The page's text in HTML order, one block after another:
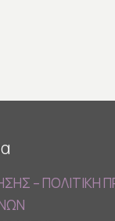
– ΠΟΛΙΤΙΚΗ